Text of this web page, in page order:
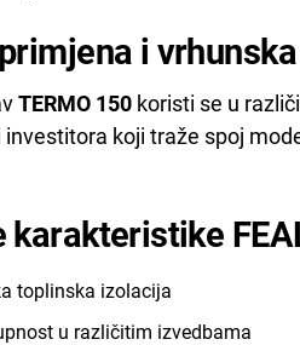
i
TERMO 150 koristi se u
investitora koji traže spoj
karakteristike
toplinska izolacija
u različitim izvedbama